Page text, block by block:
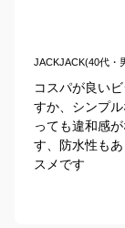
JACKJACK(40代・
コスパが良い
すか、シンプ
っても違和感
す、防水性も
スメです